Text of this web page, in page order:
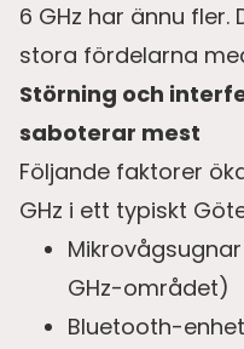
6 GHz har ännu fler.
stora fördelarna
Störning och
saboterar mest
Följande faktorer
GHz i ett typiskt
GHz-området)
Bluetooth-